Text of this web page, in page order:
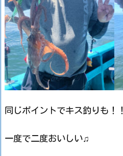
同じポイントでキス釣りも！！
一度で二度おいしい♫